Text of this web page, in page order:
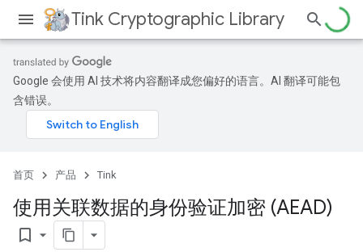
Tink Cryptographic Library
Google 会使用 AI 技术将内容翻译成您偏好的语言。AI 翻译可能包
含错误。
首页 产品 Tink
使用关联数据的身份验证加密 (AEAD)
bookmark_border